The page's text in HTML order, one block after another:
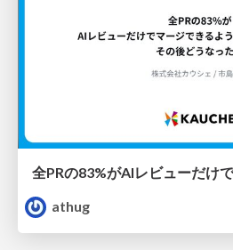
athug